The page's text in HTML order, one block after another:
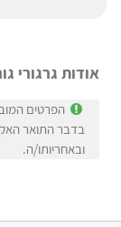
אודות גרגורי
הפרטים
בדבר התואר
ובאחריותו/ה.